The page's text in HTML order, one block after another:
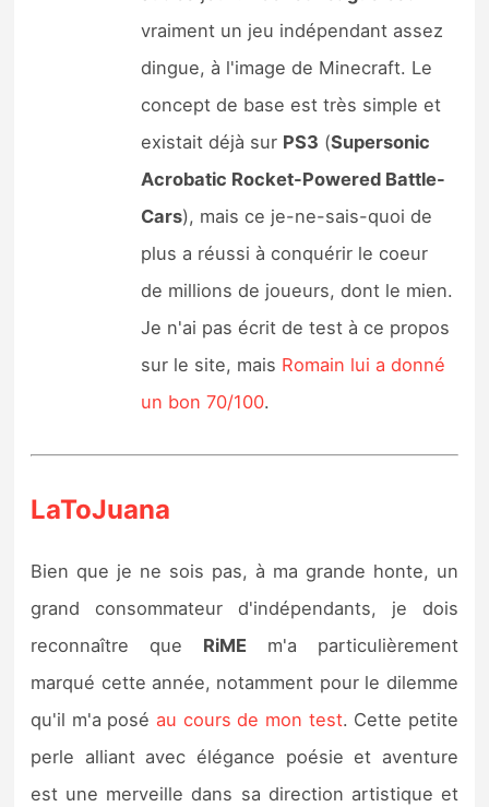
vraiment un jeu indépendant assez
dingue, à l'image de Minecraft. Le
concept de base est très simple et
existait déjà sur PS3 (Supersonic
Acrobatic Rocket-Powered Battle-
Cars), mais ce je-ne-sais-quoi de
plus a réussi à conquérir le coeur
de millions de joueurs, dont le mien.
Je n'ai pas écrit de test à ce propos
sur le site, mais Romain lui a donné
un bon 70/100.
LaToJuana
Bien que je ne sois pas, à ma grande honte, un
grand consommateur d'indépendants, je dois
reconnaître que RiME m'a particulièrement
marqué cette année, notamment pour le dilemme
qu'il m'a poséau cours de mon test. Cette petite
perle alliant avec élégance poésie et aventure
est une merveille dans sa direction artistique et